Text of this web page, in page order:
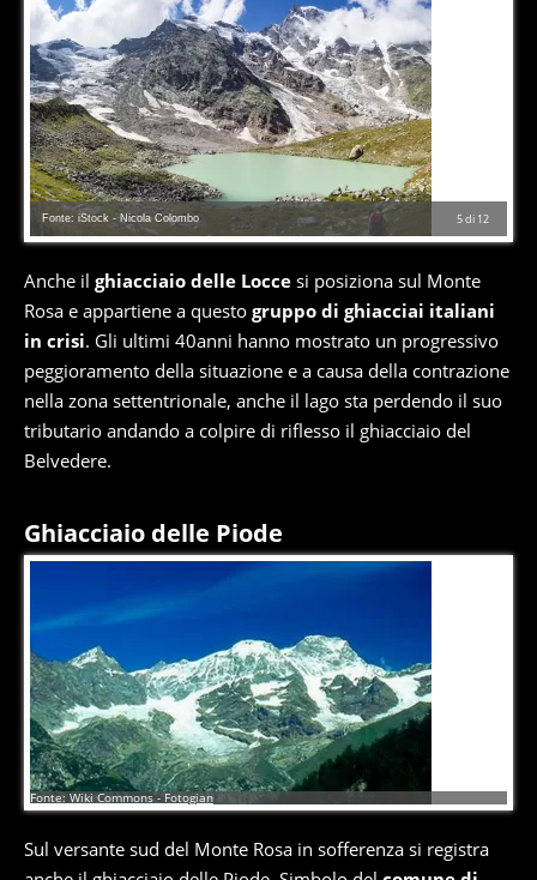
5di 12
Fonte: iStock - Nicola Colombo
Anche il ghiacciaio delle Locce si posiziona sul Monte
Rosa e appartiene a questo gruppo di ghiacciai italiani
in crisi. Gli ultimi 40anni hanno mostrato un progressivo
peggioramento della situazione e a causa della contrazione
nella zona settentrionale, anche il lago sta perdendo il suo
tributario andando a colpire di riflesso il ghiacciaio del
Belvedere.
Ghiacciaio delle Piode
Fonte: Wiki Commons - Fotogian
Sul versante sud del Monte Rosa in sofferenza si registra